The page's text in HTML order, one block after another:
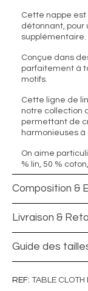
Cette nappe est
détonnant, pour
supplémentaire.
Conçue dans
parfaitement à
motifs.
Cette ligne de
notre collection
permettant de
harmonieuses
On aime
% lin, 50 %
Composition &
Livraison &
Guide des
REF TABLE CLOTH